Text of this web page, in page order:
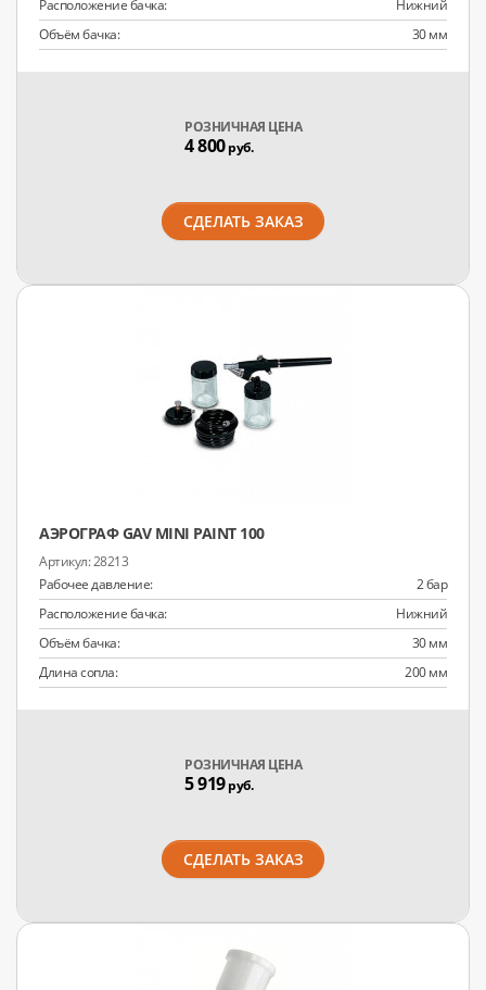
Расположение бачка:
Нижний
Объём бачка:
30 мм
РОЗНИЧНАЯ ЦЕНА
4 800руб.
СДЕЛАТЬ ЗАКАЗ
АЭРОГРАФ GAV MINI PAINT 100
28213
Рабочее давление:
2 бар
Расположение бачка:
Нижний
Объём бачка:
30 мм
Длина сопла:
200 мм
РОЗНИЧНАЯ ЦЕНА
5 919руб.
СДЕЛАТЬ ЗАКАЗ